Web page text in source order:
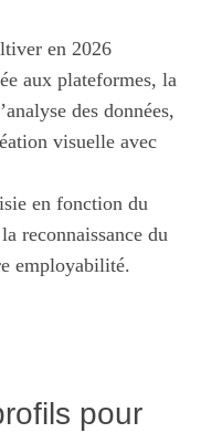
en 2026
aux plateformes, la
des données,
visuelle avec
en fonction du
reconnaissance du
employabilité.
pour